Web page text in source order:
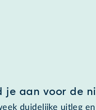
je aan voor de
duidelijke uitleg